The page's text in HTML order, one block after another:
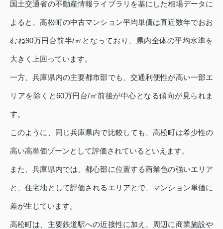
国土交通省の不動産情報ライブラリを基にした相場データに
よると、高松町の中古マンション平均単価は直近数年でおお
むね90万円台前半/㎡となっており、県内全体の平均水準を
大きく上回っています。
一方、兵庫県内の主要都市部でも、交通利便性が高い一部エ
リアを除くと60万円台/㎡前後が中心となる傾向が見られま
す。
このように、同じ兵庫県内で比較しても、高松町は希少性の
高い高単価ゾーンとして評価されているといえます。
また、兵庫県内では、都心部に位置する商業色の強いエリア
と、住宅地として評価されるエリアとで、マンション単価に
差が生じています。
高松町は、主要鉄道駅への近接性に加え、周辺に商業施設や